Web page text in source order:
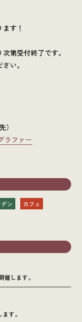
す！
第受付終了です。
い。
）
ラファー
ン
カフェ
催します。
す。